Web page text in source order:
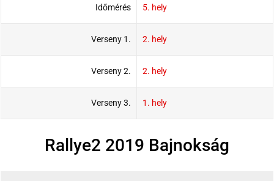
Időmérés 5. hely
Verseny 1. 2. hely
Verseny 2. 2. hely
Verseny 3. 1. hely
Rallye2 2019 Bajnokság